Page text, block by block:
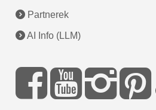
Partnerek
AI Info (LLM)